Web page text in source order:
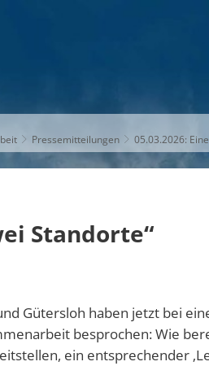
Pressemitteilungen 05.03.2026:
Standorte“
Gütersloh haben jetzt bei
besprochen: Wie
ein entsprechender